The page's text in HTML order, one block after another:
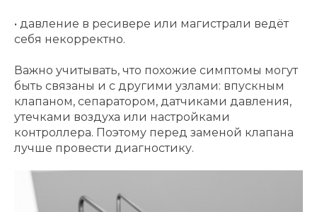
• давление в ресивере или магистрали ведёт
себя некорректно.
Важно учитывать, что похожие симптомы могут
быть связаны и с другими узлами: впускным
клапаном, сепаратором, датчиками давления,
утечками воздуха или настройками
контроллера. Поэтому перед заменой клапана
лучше провести диагностику.